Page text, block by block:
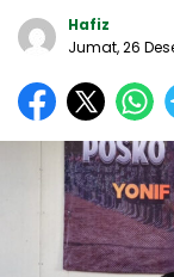
Hafiz
Jumat, 26